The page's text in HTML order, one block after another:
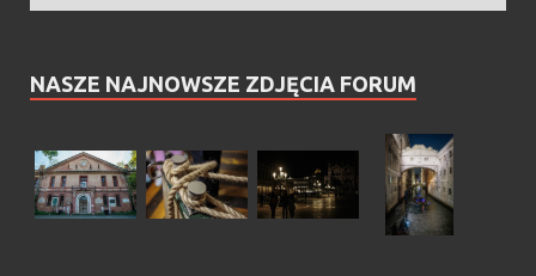
NASZE NAJNOWSZE ZDJĘCIA FORUM